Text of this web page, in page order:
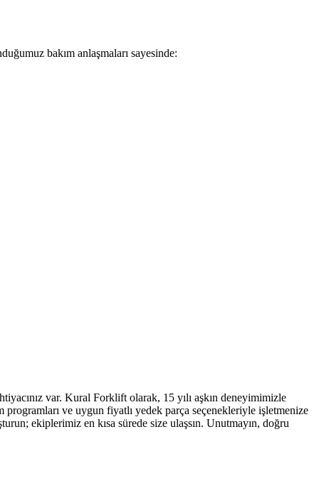
bakım anlaşmaları sayesinde:
var. Kural Forklift olarak, 15 yılı aşkın deneyimimizle
ve uygun fiyatlı yedek parça seçenekleriyle işletmenize
ekiplerimiz en kısa sürede size ulaşsın. Unutmayın, doğru